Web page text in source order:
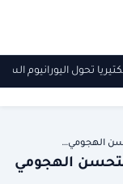
تحول اليورانيوم
الهجومي…
الهجومي